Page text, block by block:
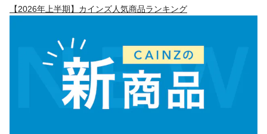
【2026年上半期】カインズ人気商品ランキング